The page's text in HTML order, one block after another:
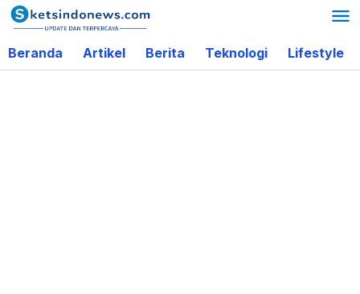
Lewati
ke
konten
Beranda Artikel Berita Teknologi Lifestyle